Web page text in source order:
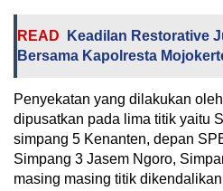
READ
Keadilan Restorative
Bersama Kapolresta
Penyekatan yang dilakukan
dipusatkan pada lima titik yaitu
simpang 5 Kenanten, depan
Simpang 3 Jasem Ngoro,
masing masing titik